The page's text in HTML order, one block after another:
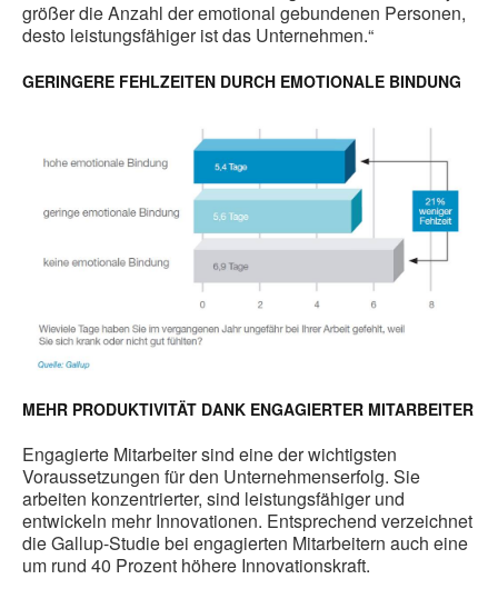
größer die Anzahl der emotional gebundenen Personen,
desto leistungsfähiger ist das Unternehmen.“
GERINGERE FEHLZEITEN DURCH EMOTIONALE BINDUNG
MEHR PRODUKTIVITÄT DANK ENGAGIERTER MITARBEITER
Engagierte Mitarbeiter sind eine der wichtigsten
Voraussetzungen für den Unternehmenserfolg. Sie
arbeiten konzentrierter, sind leistungsfähiger und
entwickeln mehr Innovationen. Entsprechend verzeichnet
die Gallup-Studie bei engagierten Mitarbeitern auch eine
um rund 40 Prozent höhere Innovationskraft.